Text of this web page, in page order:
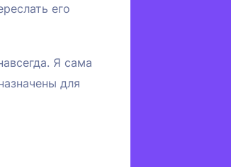
его
Я сама
для